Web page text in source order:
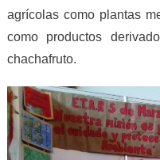
agrícolas como plantas
como productos
chachafruto.